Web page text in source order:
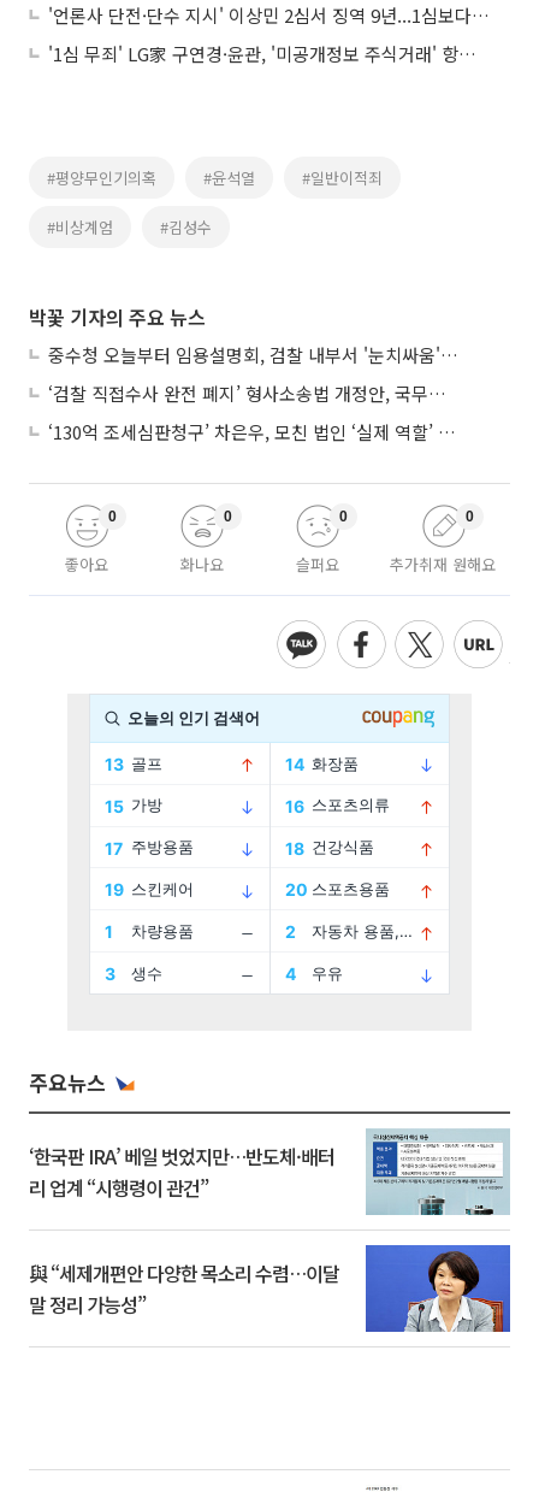
'언론사 단전·단수 지시' 이상민 2심서 징역 9년...1심보다 2년 늘어
'1심 무죄' LG家 구연경·윤관, '미공개정보 주식거래' 항소심도 혐의 부인...남부지검 직관 검토
#평양무인기의혹 #윤석열 #일반이적죄
#비상계엄 #김성수
박꽃 기자의 주요 뉴스
중수청 오늘부터 임용설명회, 검찰 내부서 '눈치싸움' 기류변화도
‘검찰 직접수사 완전 폐지’ 형사소송법 개정안, 국무회의 통과
‘130억 조세심판청구’ 차은우, 모친 법인 ‘실제 역할’ 다툴 듯
좋아요
0
화나요
0
슬퍼요
0
추가취재 원해요
0
주요뉴스
‘한국판 IRA’ 베일 벗었지만…반도체·배터
리 업계 “시행령이 관건”
與 “세제개편안 다양한 목소리 수렴…이달
말 정리 가능성”